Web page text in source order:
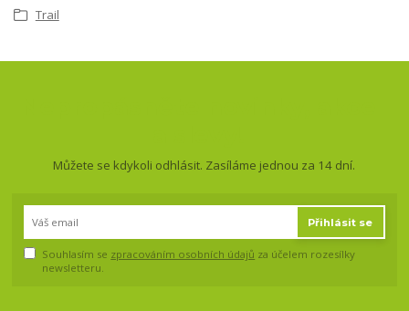
Trail
Můžete se kdykoli odhlásit. Zasíláme jednou za 14 dní.
Přihlásit se
Souhlasím se zpracováním osobních údajů za účelem rozesílky
newsletteru.